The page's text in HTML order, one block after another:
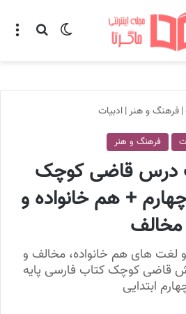
تغییر پوسته
|فرهنگ و هنر|ادبیات
فرهنگ و هنر
درس قاضی کوچک
+ هم خانواده و
مخالف
لغت های هم خانواده، مخالف و
قاضی کوچک کتاب فارسی پایه
ابتدایی